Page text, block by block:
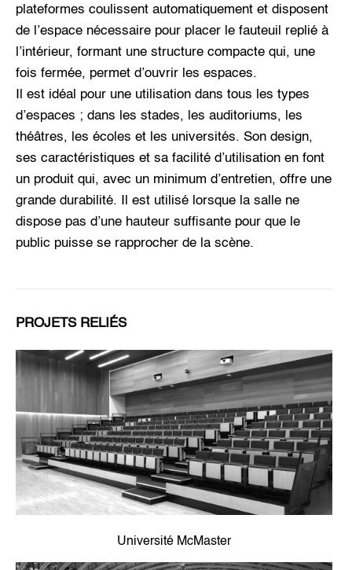
plateformes coulissent automatiquement et disposent
de l’espace nécessaire pour placer le fauteuil replié à
l’intérieur, formant une structure compacte qui, une
fois fermée, permet d’ouvrir les espaces.
Il est idéal pour une utilisation dans tous les types
d’espaces ; dans les stades, les auditoriums, les
théâtres, les écoles et les universités. Son design,
ses caractéristiques et sa facilité d’utilisation en font
un produit qui, avec un minimum d’entretien, offre une
grande durabilité. Il est utilisé lorsque la salle ne
dispose pas d’une hauteur suffisante pour que le
public puisse se rapprocher de la scène.
PROJETS RELIÉS
Université McMaster